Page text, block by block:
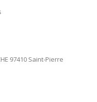
97410 Saint-Pierre